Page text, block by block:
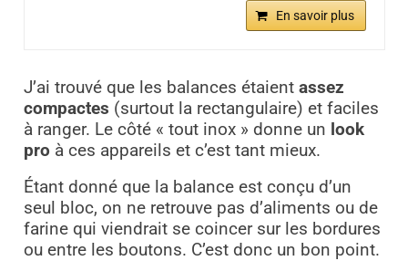
En savoir plus
J’ai trouvé que les balances étaient assez
compactes (surtout la rectangulaire) et faciles
à ranger. Le côté « tout inox » donne un look
pro à ces appareils et c’est tant mieux.
Étant donné que la balance est conçu d’un
seul bloc, on ne retrouve pas d’aliments ou de
farine qui viendrait se coincer sur les bordures
ou entre les boutons. C’est donc un bon point.